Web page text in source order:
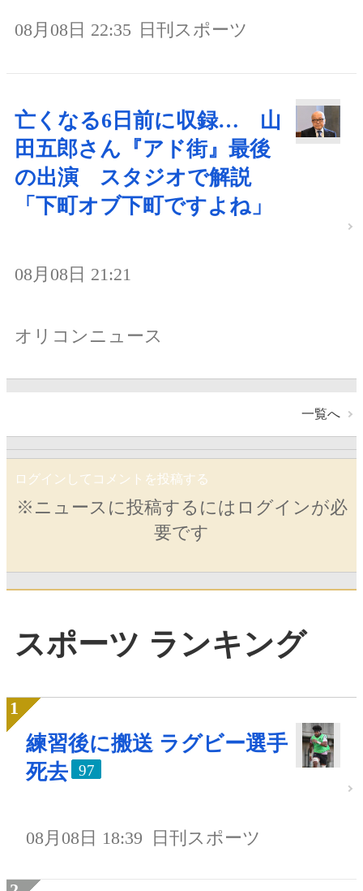
08月08日 22:35 日刊スポーツ
亡くなる6日前に収録… 山
田五郎さん『アド街』最後
の出演 スタジオで解説
「下町オブ下町ですよね」
08月08日 21:21
オリコンニュース
一覧へ
ログインしてコメントを投稿する
※ニュースに投稿するにはログインが必
要です
スポーツ ランキング
練習後に搬送 ラグビー選手
死去
97
08月08日 18:39 日刊スポーツ